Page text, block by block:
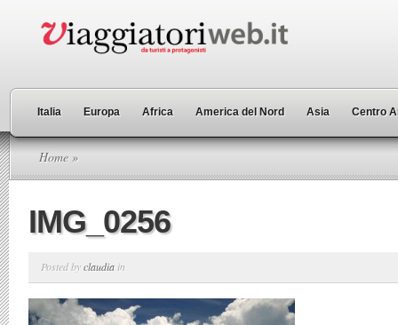
Italia Europa Africa America del Nord Asia Centro
Home »
IMG_0256
Posted byclaudia in